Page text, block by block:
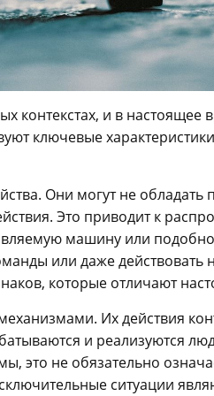
контекстах, и в настоящее
ключевые
Они могут не
Это приводит к
машину или
или даже действовать
которые отличают
Их действия
и реализуются
это не обязательно
ситуации